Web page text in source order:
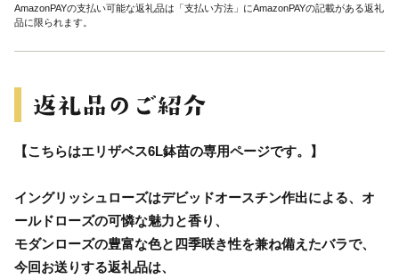
AmazonPAYの支払い可能な返礼品は「支払い方法」にAmazonPAYの記載がある返礼
品に限られます。
【こちらはエリザベス6L鉢苗の専用ページです。】
イングリッシュローズはデビッドオースチン作出による、オ
ールドローズの可憐な魅力と香り、
モダンローズの豊富な色と四季咲き性を兼ね備えたバラで、
今回お送りする返礼品は、